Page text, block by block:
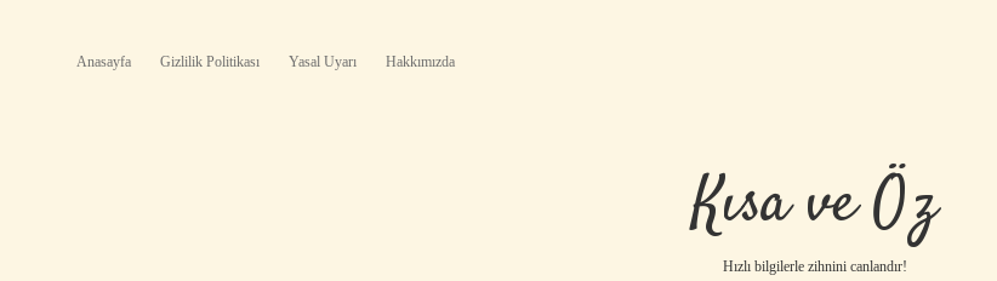
Anasayfa Gizlilik Politikası Yasal Uyarı Hakkımızda
Kısa ve Öz
Hızlı bilgilerle zihnini canlandır!